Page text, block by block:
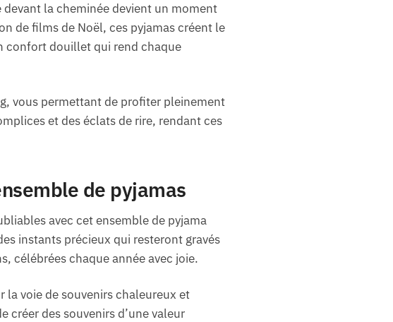
la cheminée devient un moment
de films de Noël, ces pyjamas créent le
confort douillet qui rend chaque
vous permettant de profiter pleinement
et des éclats de rire, rendant ces
de pyjamas
avec cet ensemble de pyjama
instants précieux qui resteront gravés
célébrées chaque année avec joie.
la voie de souvenirs chaleureux et
créer des souvenirs d’une valeur